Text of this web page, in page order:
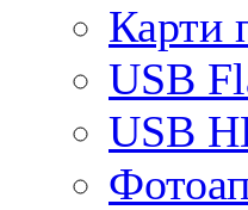
Карти
USB
USB